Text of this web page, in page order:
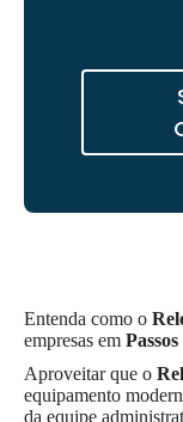
Entenda como o
empresas em Passos
Aproveitar que o
equipamento
da equipe